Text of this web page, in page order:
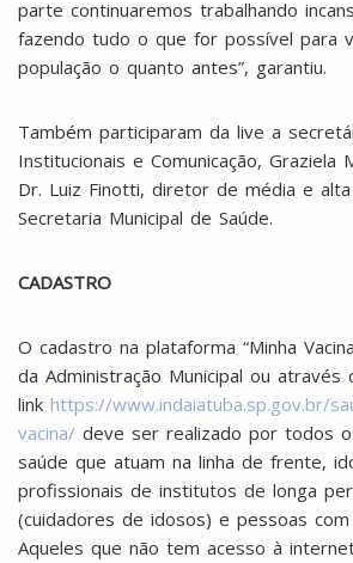
parte continuaremos trabalhando
fazendo tudo o que for possível para
população o quanto antes”, garantiu.
Também participaram da live a
Institucionais e Comunicação, Graziela
Dr. Luiz Finotti, diretor de média e
Secretaria Municipal de Saúde.
CADASTRO
O cadastro na plataforma “Minha
da Administração Municipal ou através
link https://www.indaiatuba.sp.gov.br/
vacina/ deve ser realizado por todos
saúde que atuam na linha de frente,
profissionais de institutos de longa
(cuidadores de idosos) e pessoas
Aqueles que não tem acesso à